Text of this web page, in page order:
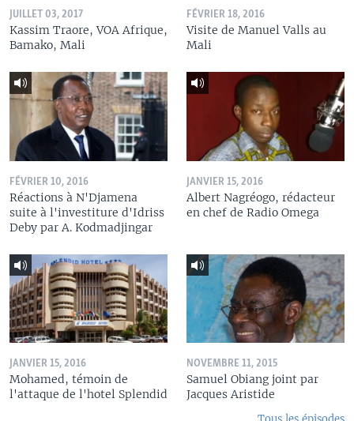
JUILLET 03, 2017
Kassim Traore, VOA Afrique,
Bamako, Mali
FÉVRIER 18, 2016
Visite de Manuel Valls au
Mali
FÉVRIER 10, 2016
Réactions à N'Djamena
suite à l'investiture d'Idriss
Deby par A. Kodmadjingar
JANVIER 15, 2016
Albert Nagréogo, rédacteur
en chef de Radio Omega
JANVIER 15, 2016
Mohamed, témoin de
l'attaque de l'hotel Splendid
NOVEMBRE 11, 2015
Samuel Obiang joint par
Jacques Aristide